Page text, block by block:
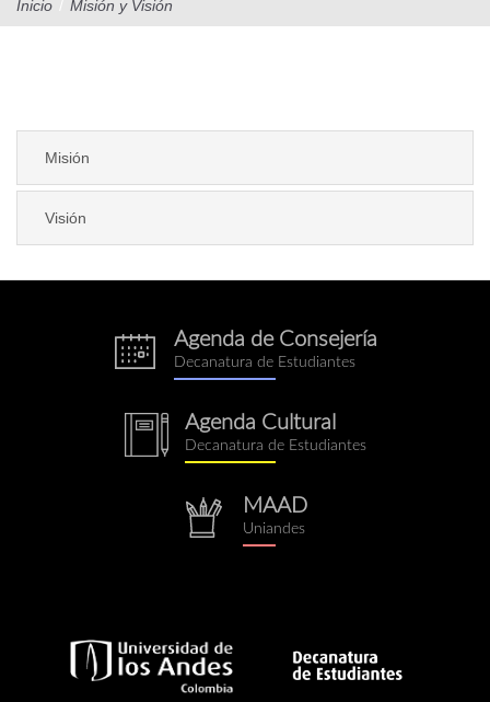
Inicio / Misión y Visión
Misión
Visión
eventos.png
Agenda de Consejería
Decanatura de Estudiantes
notebook.png
Agenda Cultural
Decanatura de Estudiantes
repositorio.png
MAAD
Uniandes